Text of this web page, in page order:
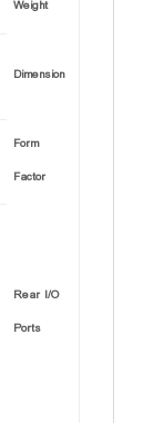
Weight
Dimension
Form
Factor
Rear I/O
Ports